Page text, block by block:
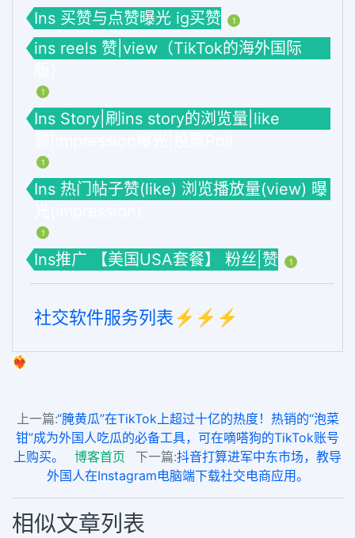
Ins 买赞与点赞曝光 ig买赞 1
ins reels 赞|view（TikTok的海外国际
1
Ins Story|刷ins story的浏览量|like
1
Ins 热门帖子赞(like) 浏览播放量(view) 曝
1
Ins推广 【美国USA套餐】 粉丝|赞 1
社交软件服务列表⚡️⚡️⚡️
❤️‍🔥
上一篇:“腌黄瓜”在TikTok上超过十亿的热度！热销的“泡菜
钳”成为外国人吃瓜的必备工具，可在嘀嗒狗的TikTok账号
上购买。
博客首页 下一篇:抖音打算进军中东市场，教导
外国人在Instagram电脑端下载社交电商应用。
相似文章列表